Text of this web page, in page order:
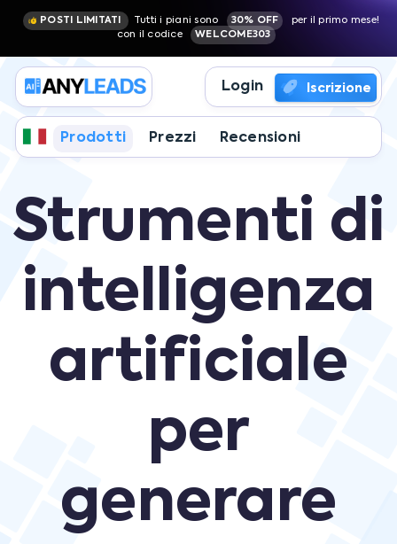
POSTI LIMITATI Tutti i piani sono 30% OFF
per il primo mese!
con il codice
WELCOME303
Login Iscrizione
Prodotti Prezzi Recensioni
Strumenti di
intelligenza
artificiale
per
generare